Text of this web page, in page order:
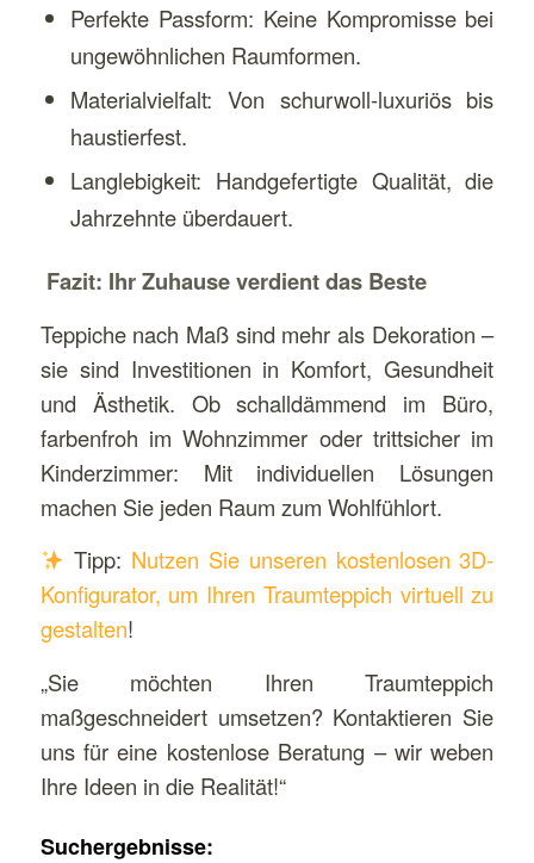
Perfekte Passform: Keine Kompromisse bei
ungewöhnlichen Raumformen.
Materialvielfalt: Von schurwoll-luxuriös bis
haustierfest.
Langlebigkeit: Handgefertigte Qualität, die
Jahrzehnte überdauert.
Fazit: Ihr Zuhause verdient das Beste
Teppiche nach Maß sind mehr als Dekoration –
sie sind Investitionen in Komfort, Gesundheit
und Ästhetik. Ob schalldämmend im Büro,
farbenfroh im Wohnzimmer oder trittsicher im
Kinderzimmer: Mit individuellen Lösungen
machen Sie jeden Raum zum Wohlfühlort.
Tipp: Nutzen Sie unseren kostenlosen 3D-
Konfigurator, um Ihren Traumteppich virtuell zu
gestalten!
„Sie möchten Ihren Traumteppich
maßgeschneidert umsetzen? Kontaktieren Sie
uns für eine kostenlose Beratung – wir weben
Ihre Ideen in die Realität!“
Suchergebnisse: